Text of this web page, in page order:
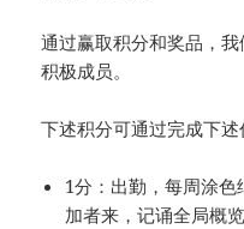
通过赢取积分和奖品，
积极成员。
下述积分可通过完成下述
1分：出勤，每周涂
加者来，记诵全局概